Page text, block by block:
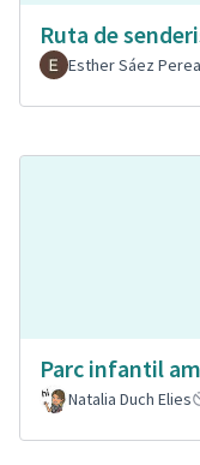
Ruta de
Esther Sáez Perea
Parc infantil
Natalia Duch Elies